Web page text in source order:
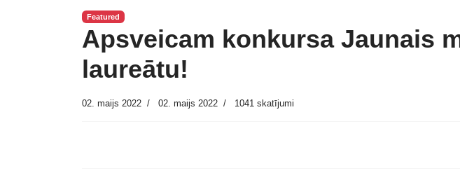
Featured
Apsveicam konkursa Jaunais
laureātu!
02. maijs 2022 02. maijs 2022 1041 skatījumi